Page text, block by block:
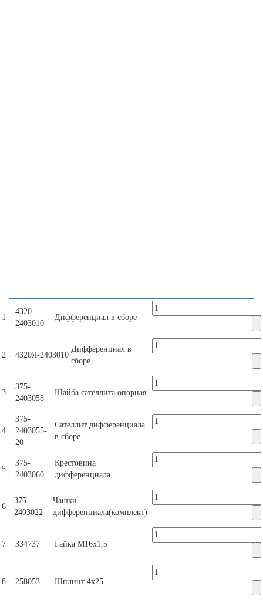
1
4320-
2403010
Дифференциал в сборе
2 4320Я-2403010
Дифференциал в
сборе
3
375-
2403058
Шайба сателлита опорная
4
375-
2403055-
20
Сателлит дифференциала
в сборе
5
375-
2403060
Крестовина
дифференциала
6
375-
2403022
Чашки
дифференциала(комплект)
7 334737 Гайка М16х1,5
8 258053 Шплинт 4х25